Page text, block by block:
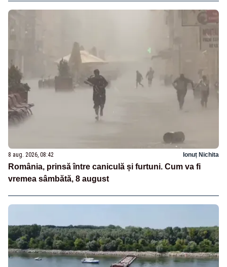
8 aug. 2026, 08:42 Ionuț Nichita
România, prinsă între caniculă și furtuni. Cum va fi
vremea sâmbătă, 8 august